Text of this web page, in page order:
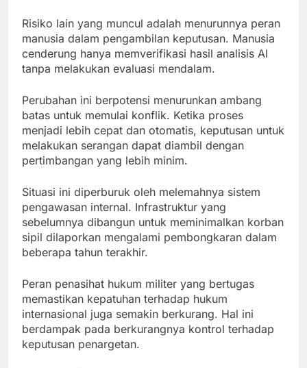
Risiko lain yang muncul adalah menurunnya peran
manusia dalam pengambilan keputusan. Manusia
cenderung hanya memverifikasi hasil analisis AI
tanpa melakukan evaluasi mendalam.
Perubahan ini berpotensi menurunkan ambang
batas untuk memulai konflik. Ketika proses
menjadi lebih cepat dan otomatis, keputusan untuk
melakukan serangan dapat diambil dengan
pertimbangan yang lebih minim.
Situasi ini diperburuk oleh melemahnya sistem
pengawasan internal. Infrastruktur yang
sebelumnya dibangun untuk meminimalkan korban
sipil dilaporkan mengalami pembongkaran dalam
beberapa tahun terakhir.
Peran penasihat hukum militer yang bertugas
memastikan kepatuhan terhadap hukum
internasional juga semakin berkurang. Hal ini
berdampak pada berkurangnya kontrol terhadap
keputusan penargetan.